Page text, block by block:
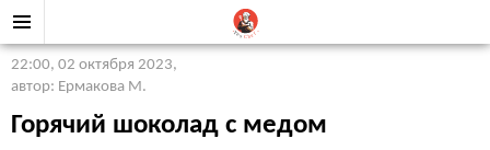
22:00, 02 октября 2023,
автор: Ермакова М.
Горячий шоколад с медом